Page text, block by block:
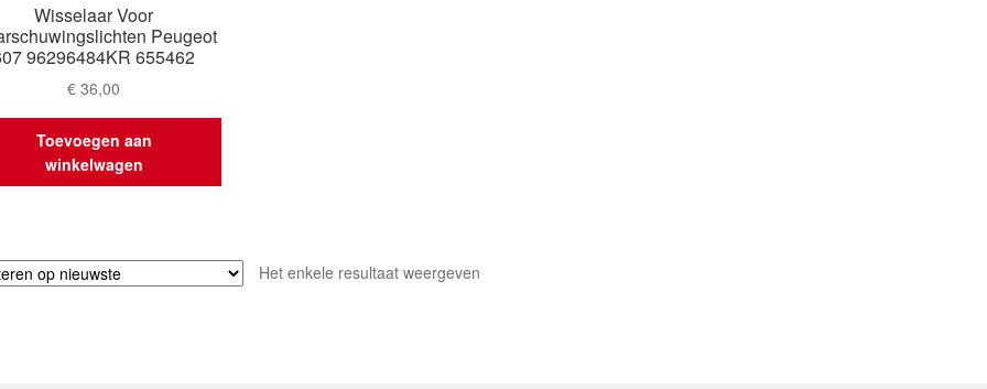
Wisselaar Voor
Peugeot
96296484KR 655462
€ 36,00
Toevoegen aan
winkelwagen
Het enkele resultaat weergeven